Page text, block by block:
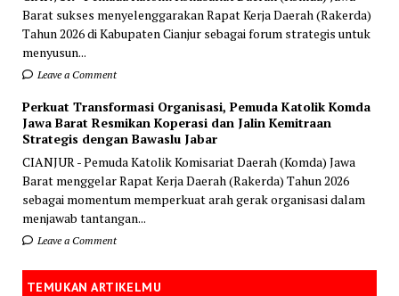
Barat sukses menyelenggarakan Rapat Kerja Daerah (Rakerda)
Tahun 2026 di Kabupaten Cianjur sebagai forum strategis untuk
menyusun...
Leave a Comment
Perkuat Transformasi Organisasi, Pemuda Katolik Komda
Jawa Barat Resmikan Koperasi dan Jalin Kemitraan
Strategis dengan Bawaslu Jabar
CIANJUR - Pemuda Katolik Komisariat Daerah (Komda) Jawa
Barat menggelar Rapat Kerja Daerah (Rakerda) Tahun 2026
sebagai momentum memperkuat arah gerak organisasi dalam
menjawab tantangan...
Leave a Comment
TEMUKAN ARTIKELMU